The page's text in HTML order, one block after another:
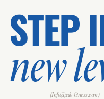
STEP
new
(Info@cdo-fitness.com)